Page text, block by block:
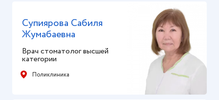
Супиярова Сабиля
Жумабаевна
Врач стоматолог высшей
категории
Поликлиника